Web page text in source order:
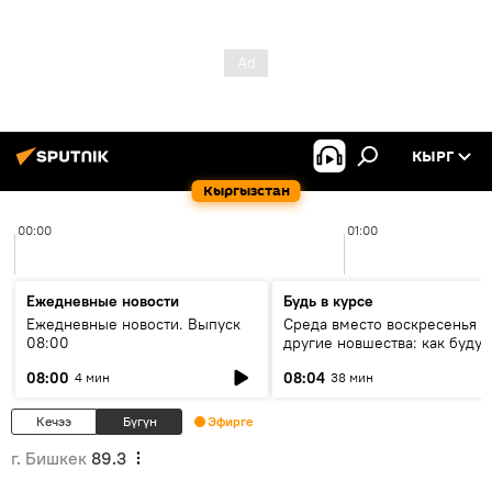
Кыргызстан
КЫРГ
00:00 01:00
Ежедневные новости
Ежедневные новости. Выпуск
08:00
08:00 4 мин
Будь в курсе
Среда вместо воскресенья и
другие новшества: как будут
08:04 38 мин
Кечээ Бүгүн Эфирге
г. Бишкек 89.3